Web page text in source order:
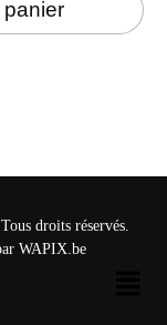
droits réservés.
WAPIX.be